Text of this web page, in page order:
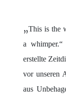
„This is the
a
erstellte
vor unseren
aus